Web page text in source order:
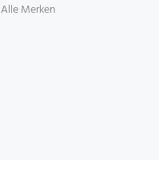
Alle Merken